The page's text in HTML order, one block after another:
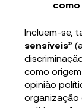
como
Incluem-se,
sensíveis”
como
opinião
organização